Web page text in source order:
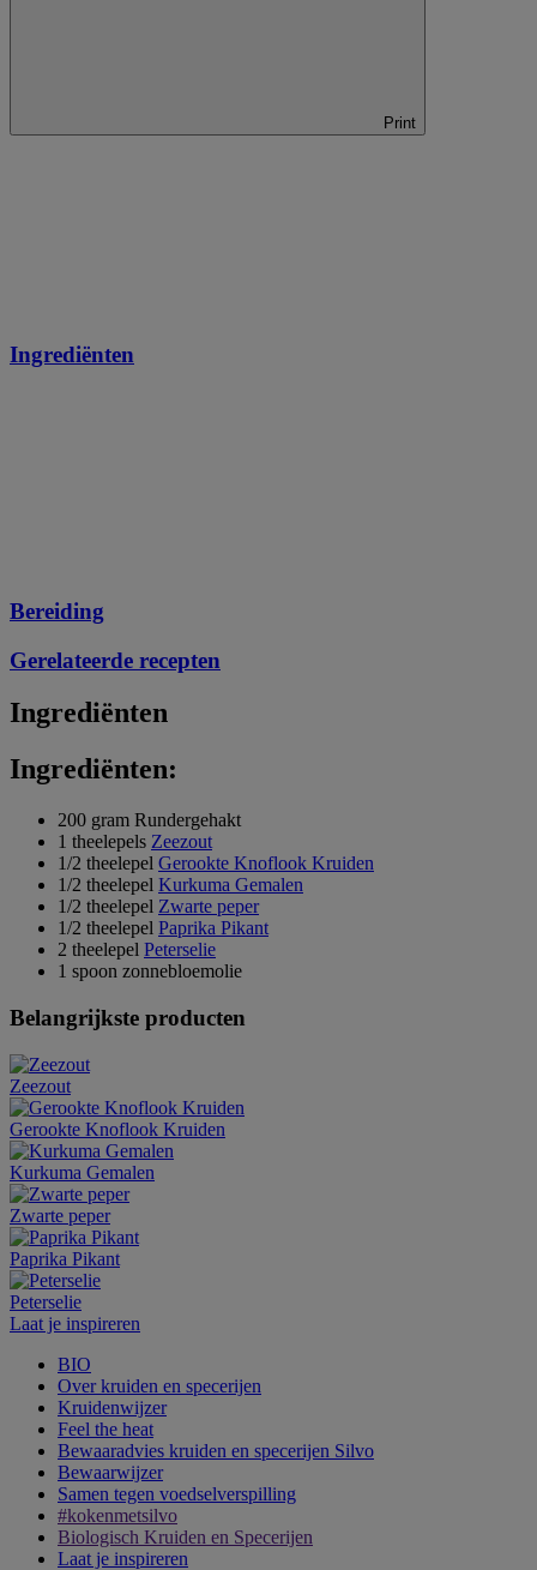
Print
Ingrediënten
Bereiding
Gerelateerde recepten
Ingrediënten
Ingrediënten:
200 gram Rundergehakt
1 theelepels Zeezout
1/2 theelepel Gerookte Knoflook Kruiden
1/2 theelepel Kurkuma Gemalen
1/2 theelepel Zwarte peper
1/2 theelepel Paprika Pikant
2 theelepel Peterselie
1 spoon zonnebloemolie
Belangrijkste producten
Zeezout
Gerookte Knoflook Kruiden
Kurkuma Gemalen
Zwarte peper
Paprika Pikant
Peterselie
Laat je inspireren
BIO
Over kruiden en specerijen
Kruidenwijzer
Feel the heat
Bewaaradvies kruiden en specerijen Silvo
Bewaarwijzer
Samen tegen voedselverspilling
#kokenmetsilvo
Biologisch Kruiden en Specerijen
Laat je inspireren